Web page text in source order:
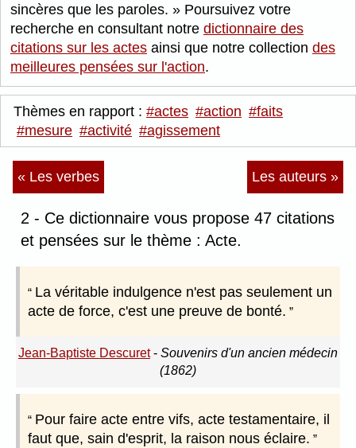
sincères que les paroles.
Poursuivez votre
recherche en consultant notre dictionnaire des
citations sur les actes ainsi que notre collection des
meilleures pensées sur l'action.
Thèmes en rapport : #actes #action #faits
#mesure #activité #agissement
« Les verbes Les auteurs »
2 - Ce dictionnaire vous propose 47 citations
et pensées sur le thème : Acte.
La véritable indulgence n'est pas seulement un
acte de force, c'est une preuve de bonté.
Jean-Baptiste Descuret- Souvenirs d'un ancien médecin
(1862)
Pour faire acte entre vifs, acte testamentaire, il
faut que, sain d'esprit, la raison nous éclaire.